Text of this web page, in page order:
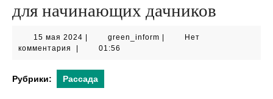
для начинающих дачников
15 мая 2024 15
green_informgreen_inform
Нет
комментария
01:56
Рубрики: Рассада